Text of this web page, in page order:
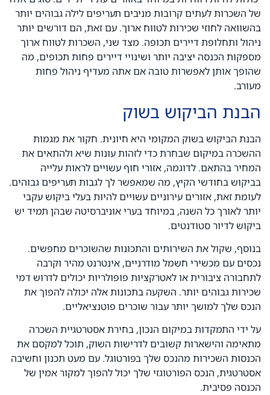
של השכרות לעתים קרובות מניבים תעריפים לילה גבוהים יותר
בהשוואה לחוזי שכירות לטווח ארוך. עם זאת, הם דורשים יותר
ניהול ותחלופת דיירים תכופה. מצד שני, השכרות לטווח ארוך
מספקות הכנסה יציבה יותר ושינויי דיירים פחות תכופים, מה
שהופך אותן לאפשרות טובה אם אתה מעדיף ניהול פחות
מעורב.
הבנת הביקוש בשוק
הבנת הביקוש בשוק המקומי היא חיונית. חקור את מגמות
ההשכרה במיקום שבחרת כדי לזהות עונות שיא ולהתאים את
המחיר בהתאם. לדוגמה, אזורי חוף עשויים לראות עלייה
בביקוש בחודשי הקיץ, מה שמאפשר לך לגבות תעריפים גבוהים.
לעומת זאת, אזורים עירוניים עשויים להיות בעלי ביקוש עקבי
יותר לאורך כל השנה, במיוחד בערי אוניברסיטה שבהן תמיד יש
ביקוש לדיור סטודנטים.
בנוסף, שקול את השירותים והתכונות שהשוכרים מחפשים.
נכסים עם מכשירי חשמל מודרניים, אינטרנט מהיר וקרבה
לתחבורה ציבורית או לאטרקציות פופולריות יכולים לדרוש דמי
שכירות גבוהים יותר. השקעה בתכונות אלה יכולה להפוך את
הנכס שלך למושך יותר עבור שוכרים פוטנציאליים.
על ידי התמקדות במיקום הנכון, בחירת אסטרטגיית השכרה
מתאימה והישארות קשובים לדרישות השוק, תוכל למקסם את
הכנסות השכירות מהנכס שלך בפורטוגל. עם מעט תכנון וחשיבה
אסטרטגית, הנכס הפורטוגזי שלך יכול להפוך למקור אמין של
הכנסה פסיבית.